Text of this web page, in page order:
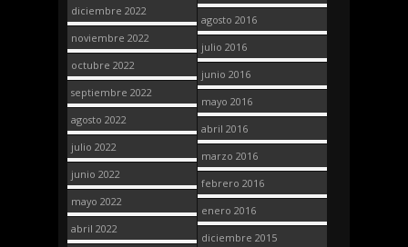
diciembre 2022
noviembre 2022
octubre 2022
septiembre 2022
agosto 2022
julio 2022
junio 2022
mayo 2022
abril 2022
agosto 2016
julio 2016
junio 2016
mayo 2016
abril 2016
marzo 2016
febrero 2016
enero 2016
diciembre 2015